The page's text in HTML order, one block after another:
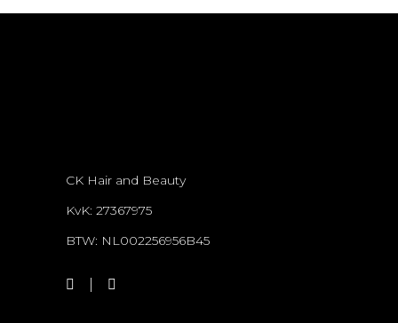
CK Hair and Beauty
KvK: 27367975
BTW: NL002256956B45